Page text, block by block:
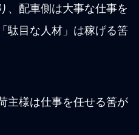
、配車側は大事な仕事を
駄目な人材」は稼げる筈
主様は仕事を任せる筈が